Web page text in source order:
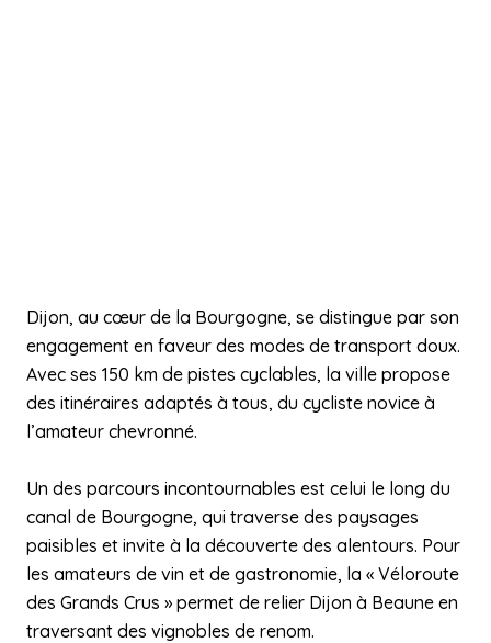
Dijon, au cœur de la Bourgogne, se distingue par son
engagement en faveur des modes de transport doux.
Avec ses 150 km de pistes cyclables, la ville propose
des itinéraires adaptés à tous, du cycliste novice à
l’amateur chevronné.
Un des parcours incontournables est celui le long du
canal de Bourgogne, qui traverse des paysages
paisibles et invite à la découverte des alentours. Pour
les amateurs de vin et de gastronomie, la « Véloroute
des Grands Crus » permet de relier Dijon à Beaune en
traversant des vignobles de renom.